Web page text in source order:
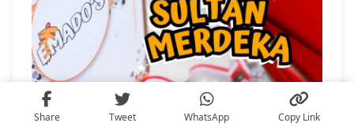
Share Tweet WhatsApp Copy Link